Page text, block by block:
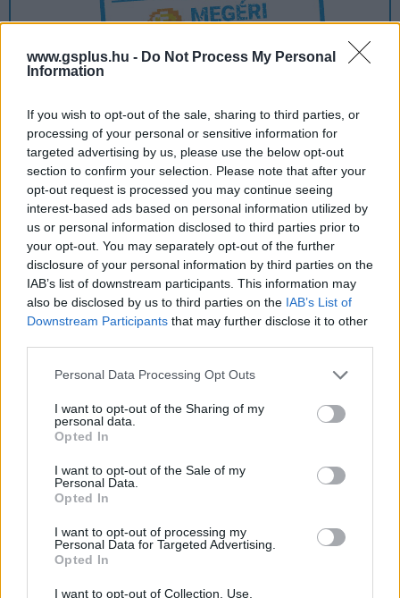
www.gsplus.hu - Do Not Process My Personal
Information
If you wish to opt-out of the sale, sharing to third parties, or
processing of your personal or sensitive information for
targeted advertising by us, please use the below opt-out
section to confirm your selection. Please note that after your
opt-out request is processed you may continue seeing
interest-based ads based on personal information utilized by
us or personal information disclosed to third parties prior to
your opt-out. You may separately opt-out of the further
disclosure of your personal information by third parties on the
IAB’s list of downstream participants. This information may
also be disclosed by us to third parties on the IAB’s List of
Downstream Participants that may further disclose it to other
Please note that this website/app uses one or more Google
not limited to your visit or usage behaviour. You may click to
grant or deny consent to Google and its third-party tags to
use your data for below specified purposes in below Google
consent section.
Personal Data Processing Opt Outs
I want to opt-out of the Sharing of my
personal data.
Opted In
I want to opt-out of the Sale of my
Personal Data.
Opted In
I want to opt-out of processing my
Personal Data for Targeted Advertising.
Opted In
I want to opt-out of Collection, Use,
Ami tetszett
iszonyú aranyos főszereplő
hangulatos cyberpunk környezet
korlátlan nyávogás
Ami nem tetszett
az animációkkal akadnak gondok